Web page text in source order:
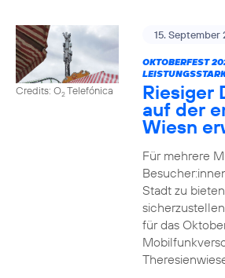
Credits: O2Telefónica
15. September
OKTOBERFEST
Riesiger
auf der
Wiesn
Für mehrere
Stadt zu
für das